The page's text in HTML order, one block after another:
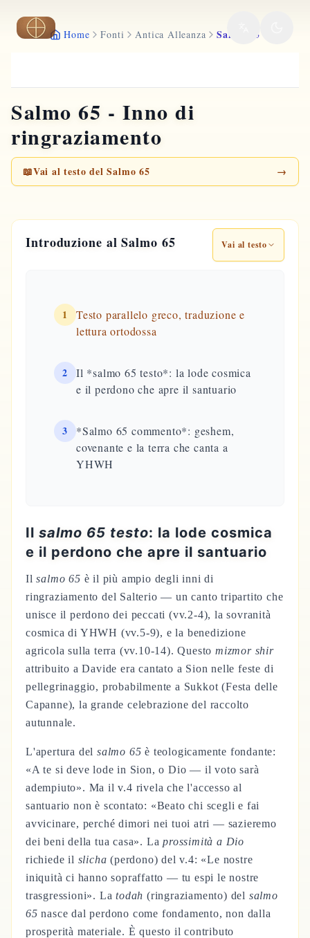
Vai al contenuto principale
Home Fonti Antica Alleanza Salmo 65
Salmo 65 - Inno di
ringraziamento
📖Vai al testo del Salmo 65 →
Introduzione al Salmo 65 Vai al testo
1
Testo parallelo greco, traduzione e
lettura ortodossa
2
Il *salmo 65 testo*: la lode cosmica
e il perdono che apre il santuario
3
*Salmo 65 commento*: geshem,
covenante e la terra che canta a
YHWH
Il salmo 65 testo: la lode cosmica
e il perdono che apre il santuario
Ilsalmo 65 è il più ampio degli inni di
ringraziamento del Salterio — un canto tripartito che
unisce il perdono dei peccati (vv.2-4), la sovranità
cosmica di YHWH (vv.5-9), e la benedizione
agricola sulla terra (vv.10-14). Questomizmor shir
attribuito a Davide era cantato a Sion nelle feste di
pellegrinaggio, probabilmente a Sukkot (Festa delle
Capanne), la grande celebrazione del raccolto
autunnale.
L'apertura del salmo 65 è teologicamente fondante:
«A te si deve lode in Sion, o Dio — il voto sarà
adempiuto». Ma il v.4 rivela che l'accesso al
santuario non è scontato: «Beato chi scegli e fai
avvicinare, perché dimori nei tuoi atri — sazieremo
dei beni della tua casa». Laprossimità a Dio
richiede il slicha (perdono) del v.4: «Le nostre
iniquità ci hanno sopraffatto — tu espi le nostre
trasgressioni». Latodah (ringraziamento) del salmo
65 nasce dal perdono come fondamento, non dalla
prosperità materiale. È questo il contributo